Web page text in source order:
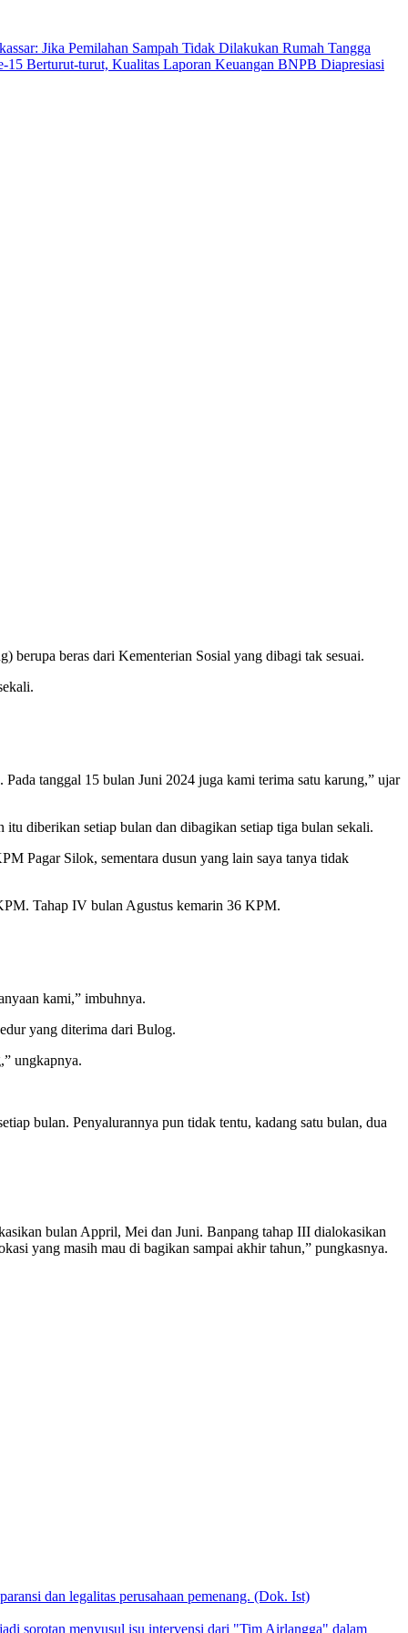
Jika Pemilahan Sampah Tidak Dilakukan Rumah Tangga
15 Berturut-turut, Kualitas Laporan Keuangan BNPB Diapresiasi
berupa beras dari Kementerian Sosial yang dibagi tak sesuai.
tanggal 15 bulan Juni 2024 juga kami terima satu karung,” ujar
diberikan setiap bulan dan dibagikan setiap tiga bulan sekali.
Pagar Silok, sementara dusun yang lain saya tanya tidak
Tahap IV bulan Agustus kemarin 36 KPM.
kami,” imbuhnya.
yang diterima dari Bulog.
ungkapnya.
bulan. Penyalurannya pun tidak tentu, kadang satu bulan, dua
bulan Appril, Mei dan Juni. Banpang tahap III dialokasikan
yang masih mau di bagikan sampai akhir tahun,” pungkasnya.